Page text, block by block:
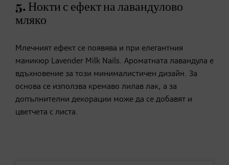
5. Нокти с ефект на лавандулово
мляко
Млечният ефект се появява и при елегантния
маникюр Lavender Milk Nails. Ароматната лавандула е
вдъхновение за този минималистичен дизайн. За
основа се използва кремаво лилав лак, а за
допълнителни декорации може да се добавят и
цветчета с листа.